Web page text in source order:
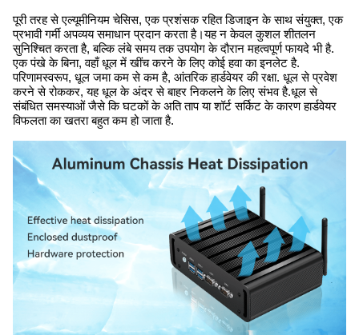
पूरी तरह से एल्यूमीनियम चेसिस, एक प्रशंसक रहित डिजाइन के साथ संयुक्त, एक
प्रभावी गर्मी अपव्यय समाधान प्रदान करता है।यह न केवल कुशल शीतलन
सुनिश्चित करता है, बल्कि लंबे समय तक उपयोग के दौरान महत्वपूर्ण फायदे भी है.
एक पंखे के बिना, वहाँ धूल में खींच करने के लिए कोई हवा का इनलेट है.
परिणामस्वरूप, धूल जमा कम से कम है, आंतरिक हार्डवेयर की रक्षा. धूल से प्रवेश
करने से रोककर, यह धूल के अंदर से बाहर निकलने के लिए संभव है.धूल से
संबंधित समस्याओं जैसे कि घटकों के अति ताप या शॉर्ट सर्किट के कारण हार्डवेयर
विफलता का खतरा बहुत कम हो जाता है.